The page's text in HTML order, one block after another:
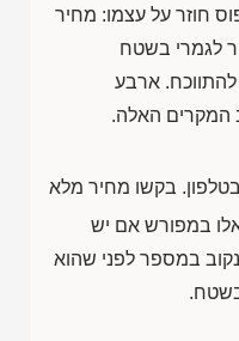
חוזר על עצמו: מחיר
לגמרי בשטח
ארבע
המקרים האלה.
בקשו מחיר מלא
במפורש אם יש
במספר לפני שהוא
בשטח.